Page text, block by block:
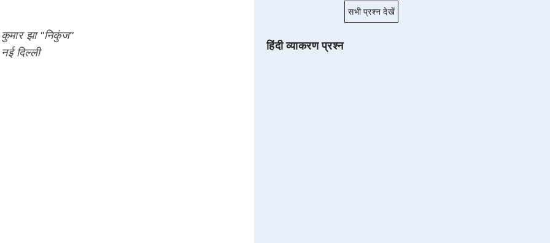
कुमार झा ''निकुंज"
नई दिल्ली
सभी प्रश्न देखें
हिंदी व्याकरण प्रश्न